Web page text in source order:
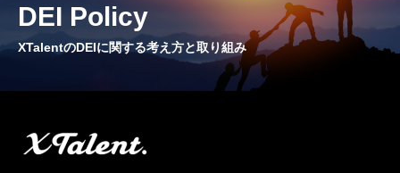
NEWS
会社概要
DEI Policy
XTalentのDEIに関する考え方と取り組み